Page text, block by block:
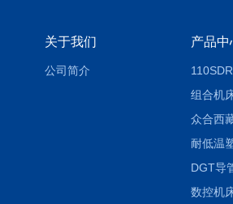
关于我们
公司简介
产品中
组合机
耐低温